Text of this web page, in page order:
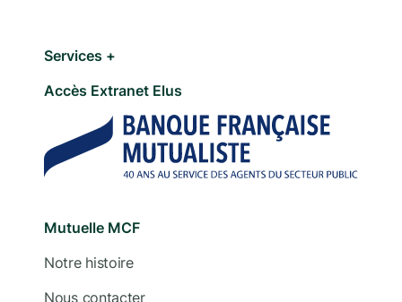
Services +
Accès Extranet Elus
Mutuelle MCF
Notre histoire
Nous contacter